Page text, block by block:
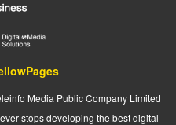
Media Public Company Limited
stops developing the best digital